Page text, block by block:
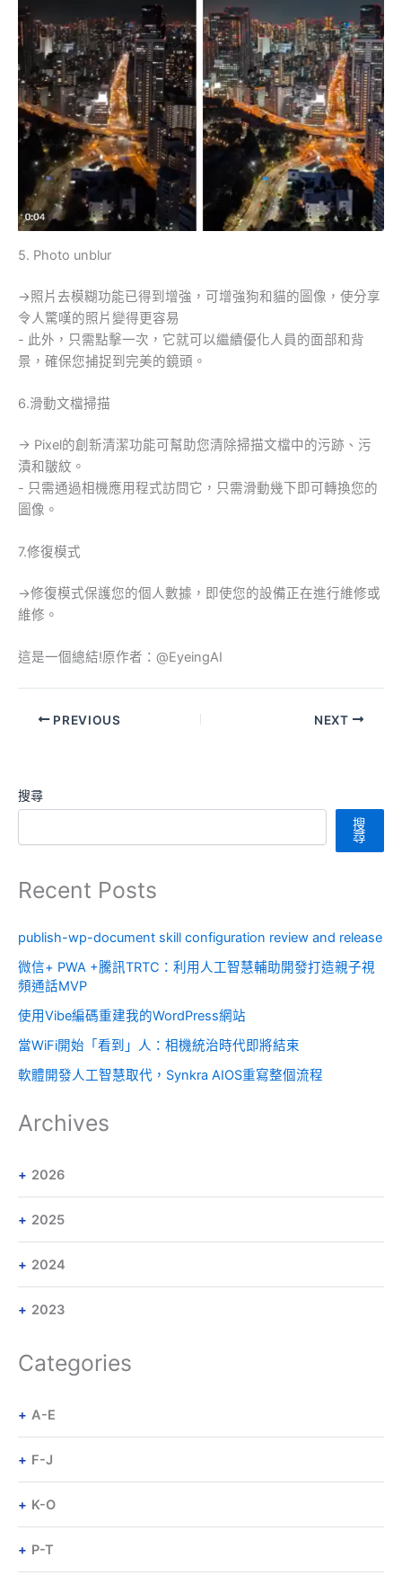
5. Photo unblur
→照片去模糊功能已得到增強，可增強狗和貓的圖像，使分享
令人驚嘆的照片變得更容易
- 此外，只需點擊一次，它就可以繼續優化人員的面部和背
景，確保您捕捉到完美的鏡頭。
6.滑動文檔掃描
→ Pixel的創新清潔功能可幫助您清除掃描文檔中的污跡、污
漬和皺紋。
- 只需通過相機應用程式訪問它，只需滑動幾下即可轉換您的
圖像。
7.修復模式
→修復模式保護您的個人數據，即使您的設備正在進行維修或
維修。
這是一個總結!原作者：@EyeingAI
PREVIOUS NEXT
搜尋
搜
尋
Recent Posts
publish-wp-document skill configuration review and release
微信+ PWA +騰訊TRTC：利用人工智慧輔助開發打造親子視
頻通話MVP
使用Vibe編碼重建我的WordPress網站
當WiFi開始「看到」人：相機統治時代即將結束
軟體開發人工智慧取代，Synkra AIOS重寫整個流程
Archives
2026
2025
2024
2023
Categories
A-E
F-J
K-O
P-T